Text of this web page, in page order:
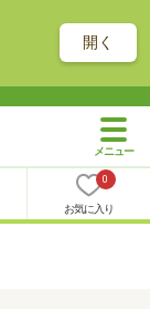
開く
0
お気に入り